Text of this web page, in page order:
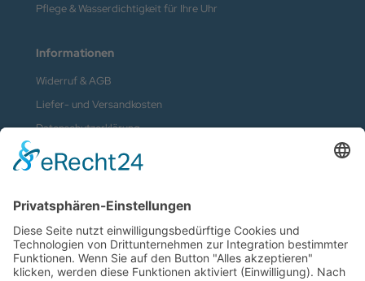
Pflege & Wasserdichtigkeit für Ihre Uhr
Informationen
Widerruf & AGB
Liefer- und Versandkosten
Datenschutzerklärung
Kontakt
Impressum
Vertrag widerrufen
Zahlungsmethoden